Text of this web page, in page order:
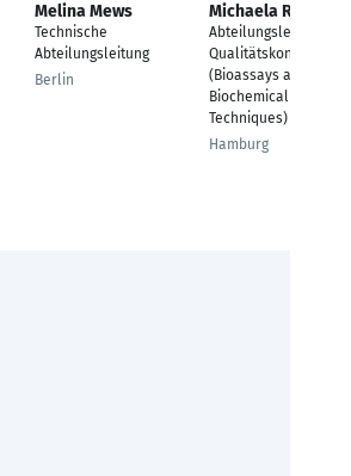
Melina Mews
Technische
Abteilungsleitung
Berlin
Michaela Ritter
Abteilungsleitung
Qualitätskontrolle
(Bioassays and
Biochemical
Techniques)
Hamburg